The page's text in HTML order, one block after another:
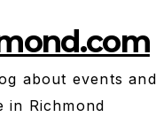
about events and
in Richmond